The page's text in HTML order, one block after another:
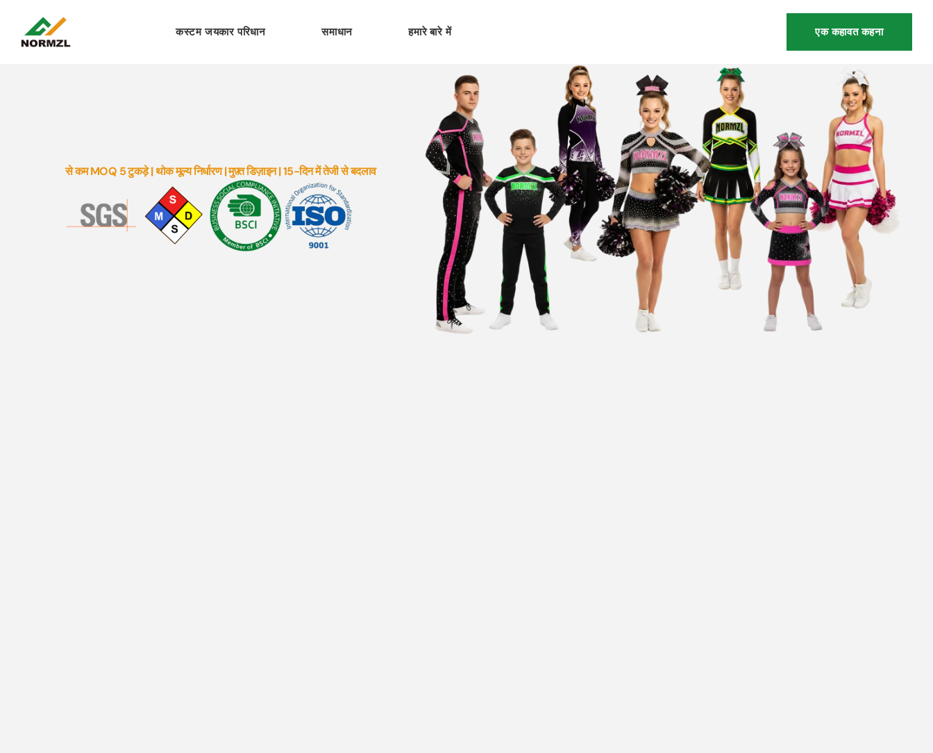
कस्टम जयकार परिधान समाधान हमारे बारे में एक कहावत कहना
से कम MOQ 5 टुकड़े | थोक मूल्य निर्धारण | मुफ़्त डिज़ाइन | 15-दिन में तेजी से बदलाव